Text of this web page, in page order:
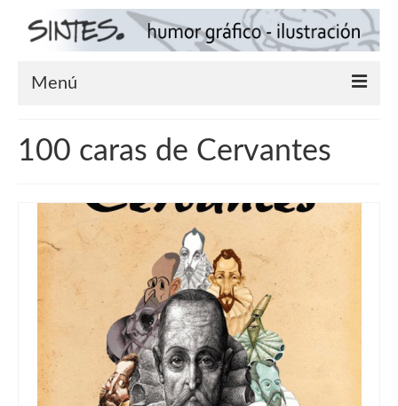
Menú
Ilustraciones
Vídeo
Contacto
A propósito de…
Tiendas
100 caras de Cervantes